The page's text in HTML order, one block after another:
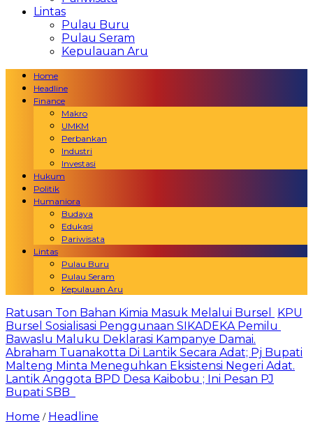
Lintas
Pulau Buru
Pulau Seram
Kepulauan Aru
Home
Headline
Finance
Makro
UMKM
Perbankan
Industri
Investasi
Hukum
Politik
Humaniora
Budaya
Edukasi
Pariwisata
Lintas
Pulau Buru
Pulau Seram
Kepulauan Aru
Ratusan Ton Bahan Kimia Masuk Melalui Bursel
KPU
Bursel Sosialisasi Penggunaan SIKADEKA Pemilu
Bawaslu Maluku Deklarasi Kampanye Damai.
Abraham Tuanakotta Di Lantik Secara Adat; Pj Bupati
Malteng Minta Meneguhkan Eksistensi Negeri Adat.
Lantik Anggota BPD Desa Kaibobu ; Ini Pesan PJ
Bupati SBB
Home / Headline